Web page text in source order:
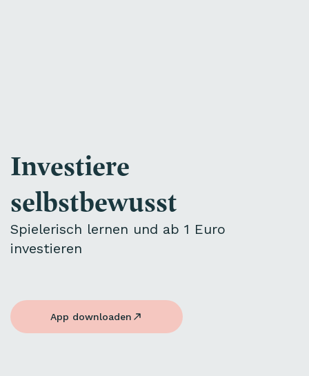
Investiere
selbstbewusst
Spielerisch lernen und ab 1 Euro
investieren
App downloaden